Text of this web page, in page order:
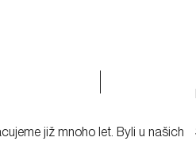
již mnoho let. Byli u našich